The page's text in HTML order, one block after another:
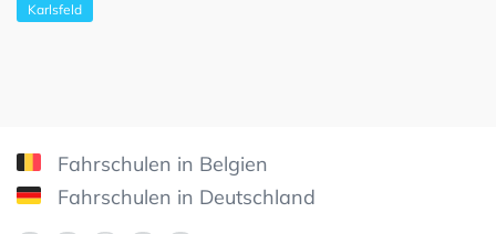
Karlsfeld
Fahrschulen in Belgien
Fahrschulen in Deutschland